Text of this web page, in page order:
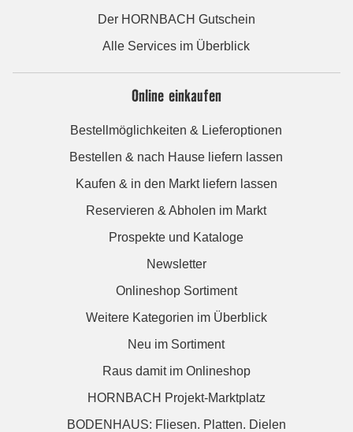
Der HORNBACH Gutschein
Alle Services im Überblick
Online einkaufen
Bestellmöglichkeiten & Lieferoptionen
Bestellen & nach Hause liefern lassen
Kaufen & in den Markt liefern lassen
Reservieren & Abholen im Markt
Prospekte und Kataloge
Newsletter
Onlineshop Sortiment
Weitere Kategorien im Überblick
Neu im Sortiment
Raus damit im Onlineshop
HORNBACH Projekt-Marktplatz
BODENHAUS: Fliesen. Platten. Dielen